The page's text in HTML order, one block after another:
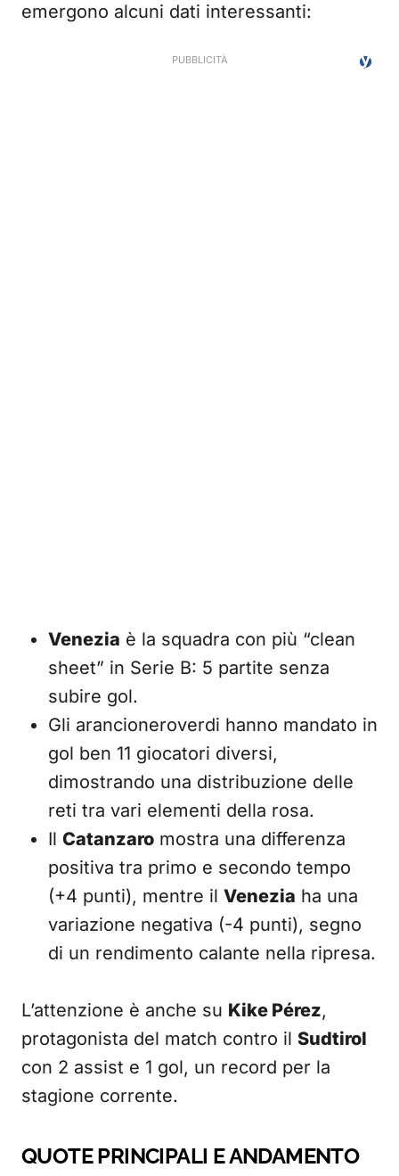
emergono alcuni dati interessanti:
Venezia è la squadra con più “clean
sheet” in Serie B: 5 partite senza
subire gol.
Gli arancioneroverdi hanno mandato in
gol ben 11 giocatori diversi,
dimostrando una distribuzione delle
reti tra vari elementi della rosa.
Il Catanzaro mostra una differenza
positiva tra primo e secondo tempo
(+4 punti), mentre il Venezia ha una
variazione negativa (-4 punti), segno
di un rendimento calante nella ripresa.
L’attenzione è anche su Kike Pérez,
protagonista del match contro il Sudtirol
con 2 assist e 1 gol, un record per la
stagione corrente.
QUOTE PRINCIPALI E ANDAMENTO